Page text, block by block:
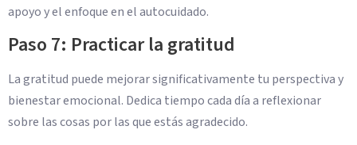
apoyo y el enfoque en el autocuidado.
Paso 7: Practicar la gratitud
La gratitud puede mejorar significativamente tu perspectiva y
bienestar emocional. Dedica tiempo cada día a reflexionar
sobre las cosas por las que estás agradecido.